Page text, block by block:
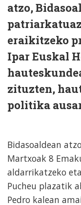
atzo,
eraikitzeko
Ipar Euskal
zituzten,
politika
Bidasoaldean
Martxoak 8
aldarrikatzeko
Pucheu plazatik
Pedro kalean